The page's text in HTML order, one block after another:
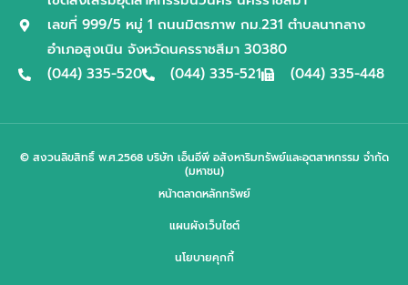
เลขที่ 999/5 หมู่ 1 ถนนมิตรภาพ กม.231 ตำบลนากลาง
อำเภอสูงเนิน จังหวัดนครราชสีมา 30380
(044) 335-520
(044) 335-521 (044) 335-448
© สงวนลิขสิทธิ์ พ.ศ.2568 บริษัท เอ็นอีพี อสังหาริมทรัพย์และอุตสาหกรรม จำกัด
(มหาชน)
หน้าตลาดหลักทรัพย์
แผนผังเว็บไซต์
นโยบายคุกกี้